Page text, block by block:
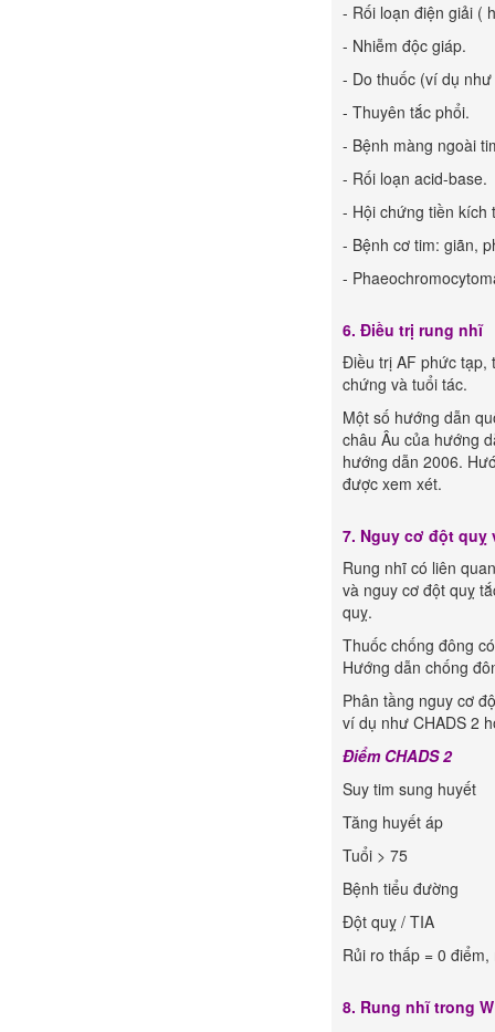
- Rối loạn điện giải (
- Nhiễm độc giáp.
- Do thuốc (ví dụ
- Thuyên tắc phổi.
- Bệnh màng ngoài
- Rối loạn acid-base.
- Hội chứng tiền kích
- Bệnh cơ tim: giãn,
-
6. Điều trị rung nhĩ
Điều trị AF phức tạp,
chứng và tuổi tác.
Một số hướng dẫn
châu Âu của hướng
hướng dẫn 2006.
được xem xét.
7. Nguy cơ đột quỵ
Rung nhĩ có liên
và nguy cơ đột quỵ
quỵ.
Thuốc chống đông
Hướng dẫn chống
Phân tầng nguy cơ
ví dụ như CHADS 2
Điểm CHADS 2
Suy tim sung huyết
Tăng huyết áp
Tuổi > 75
Bệnh tiểu đường
Đột quỵ / TIA
Rủi ro thấp = 0
8. Rung nhĩ trong